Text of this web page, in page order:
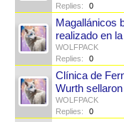
Replies:
0
Magallánicos
realizado en la
WOLFPACK
Replies:
0
Clínica de
Wurth
WOLFPACK
Replies:
0